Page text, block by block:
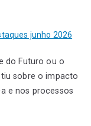
junho 2026
do Futuro ou o
sobre o impacto
e nos processos